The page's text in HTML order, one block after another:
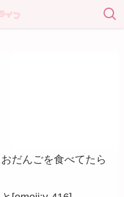
だんごを食べてたら